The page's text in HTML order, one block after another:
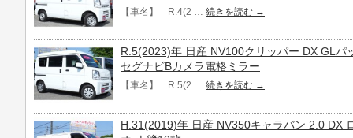
【車名】 R.4(2 … 続きを読む →
R.5(2023)年 日産 NV100クリッパー DX GLパ
セグナビBカメラ電格ミラー
【車名】 R.5(2 … 続きを読む →
H.31(2019)年 日産 NV350キャラバン 2.0 DX